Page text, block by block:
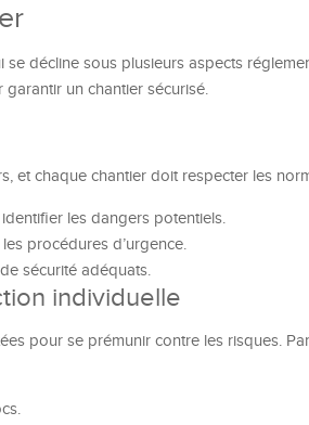
décline sous plusieurs aspects
un chantier sécurisé.
et chaque chantier doit respecter les
les dangers potentiels.
procédures d’urgence.
sécurité adéquats.
individuelle
pour se prémunir contre les risques.